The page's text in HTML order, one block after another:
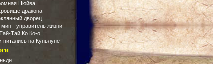
Нюйва
дракона
дворец
- управитель жизни
Тай Ко Ко-о
питались на Куньлуне